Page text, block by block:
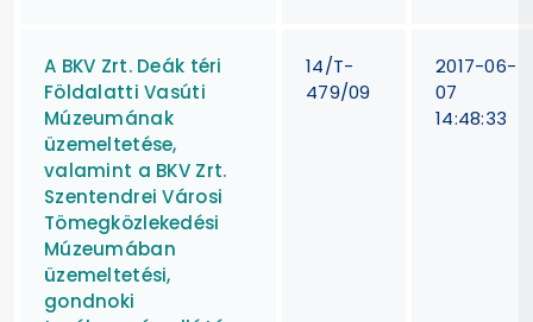
A BKV Zrt. Deák téri
Földalatti Vasúti
Múzeumának
üzemeltetése,
valamint a BKV Zrt.
Szentendrei Városi
Tömegközlekedési
Múzeumában
üzemeltetési,
gondnoki
14/T-
479/09
2017-06-
07
14:48:33